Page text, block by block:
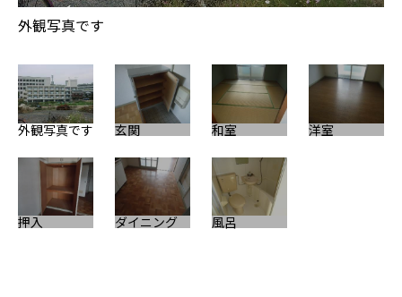
外観写真です
外観写真です 玄関 和室 洋室
押入 ダイニング 風呂